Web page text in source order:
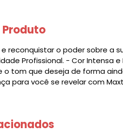
Produto
e reconquistar o poder sobre
Profissional. - Cor Intensa
o tom que deseja de forma
para você se revelar com